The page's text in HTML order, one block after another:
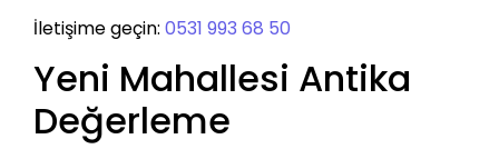
İletişime geçin: 0531 993 68 50
Yeni Mahallesi Antika
Değerleme